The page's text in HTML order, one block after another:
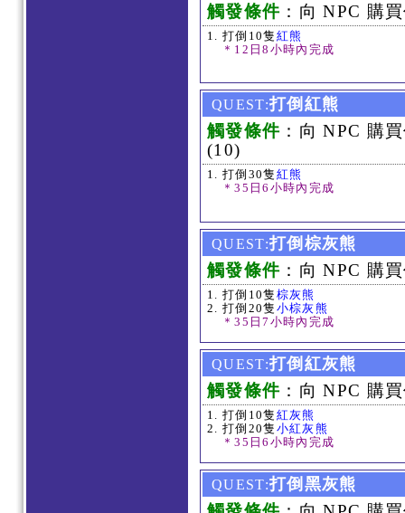
觸發條件 ：向 NPC 購
打倒10隻 紅熊
＊12日8小時內完成
QUEST:打倒紅熊
觸發條件 ：向 NPC 購
(10)
打倒30隻 紅熊
＊35日6小時內完成
QUEST:打倒棕灰熊
觸發條件 ：向 NPC 購
打倒10隻 棕灰熊
打倒20隻 小棕灰熊
＊35日7小時內完成
QUEST:打倒紅灰熊
觸發條件 ：向 NPC 購
打倒10隻 紅灰熊
打倒20隻 小紅灰熊
＊35日6小時內完成
QUEST:打倒黑灰熊